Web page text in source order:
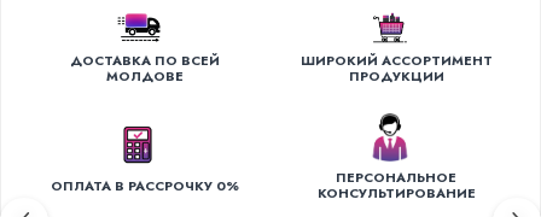
ДОСТАВКА ПО ВСЕЙ
МОЛДОВЕ
ШИРОКИЙ АССОРТИМЕНТ
ПРОДУКЦИИ
ОПЛАТА В РАССРОЧКУ 0%
ПЕРСОНАЛЬНОЕ
КОНСУЛЬТИРОВАНИЕ